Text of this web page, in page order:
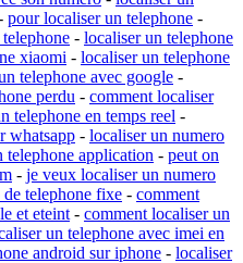
pour localiser un telephone -
- localiser un telephone
xiaomi - localiser un telephone
telephone avec google -
perdu - comment localiser
telephone en temps reel -
whatsapp - localiser un numero
telephone application - peut on
- je veux localiser un numero
telephone fixe - comment
et eteint - comment localiser un
un telephone avec imei en
android sur iphone - localiser